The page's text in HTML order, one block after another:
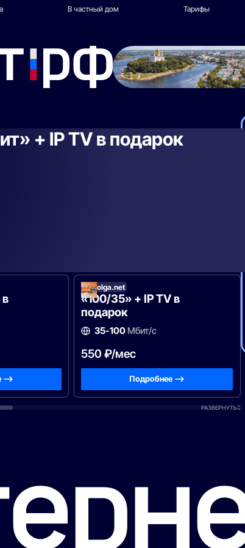
В частный дом Тарифы
+ IP TV в подарок
—>
Zavolga.net
«100/35» + IP TV в
подарок
35-100 Мбит/с
550 ₽/мес
Подробнее —>
РАЗВЕРНУТЬ